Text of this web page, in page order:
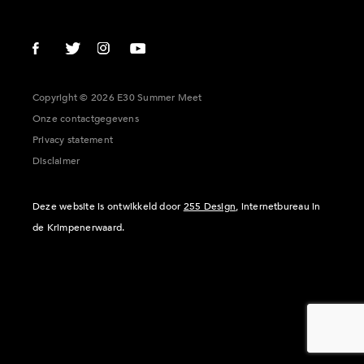
Copyright © 2026 E30 Summer Meet
Onze contactgegevens
Privacy statement
Disclaimer
Deze website is ontwikkeld door 255 Design, internetbureau in
de Krimpenerwaard.